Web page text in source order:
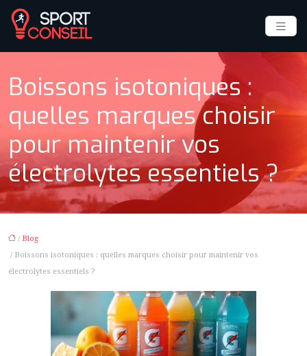
Boissons isotoniques :
quelles marques choisir
pour maintenir vos
électrolytes essentiels ?
/ Blog
/ Boissons isotoniques : quelles marques choisir pour maintenir vos
électrolytes essentiels ?